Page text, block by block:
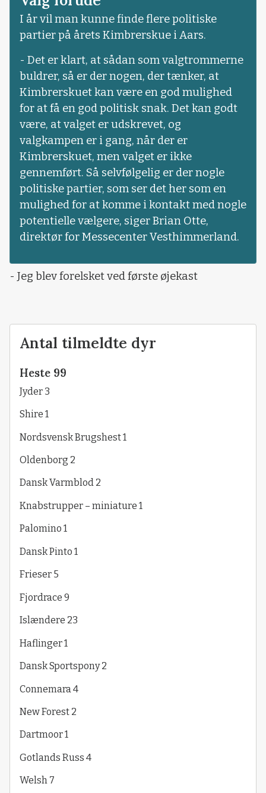
I år vil man kunne finde flere politiske
partier på årets Kimbrerskue i Aars.
- Det er klart, at sådan som valgtrommerne
buldrer, så er der nogen, der tænker, at
Kimbrerskuet kan være en god mulighed
for at få en god politisk snak. Det kan godt
være, at valget er udskrevet, og
valgkampen er i gang, når der er
Kimbrerskuet, men valget er ikke
gennemført. Så selvfølgelig er der nogle
politiske partier, som ser det her som en
mulighed for at komme i kontakt med nogle
potentielle vælgere, siger Brian Otte,
direktør for Messecenter Vesthimmerland.
- Jeg blev forelsket ved første øjekast
Antal tilmeldte dyr
Heste 99
Jyder 3
Shire 1
Nordsvensk Brugshest 1
Oldenborg 2
Dansk Varmblod 2
Knabstrupper – miniature 1
Palomino 1
Dansk Pinto 1
Frieser 5
Fjordrace 9
Islændere 23
Haflinger 1
Dansk Sportspony 2
Connemara 4
New Forest 2
Dartmoor 1
Gotlands Russ 4
Welsh 7